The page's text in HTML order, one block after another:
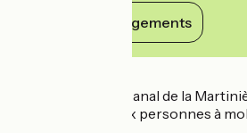
Voir ses engagements
Situé au bord du Canal de la
cycles adaptés aux personnes à